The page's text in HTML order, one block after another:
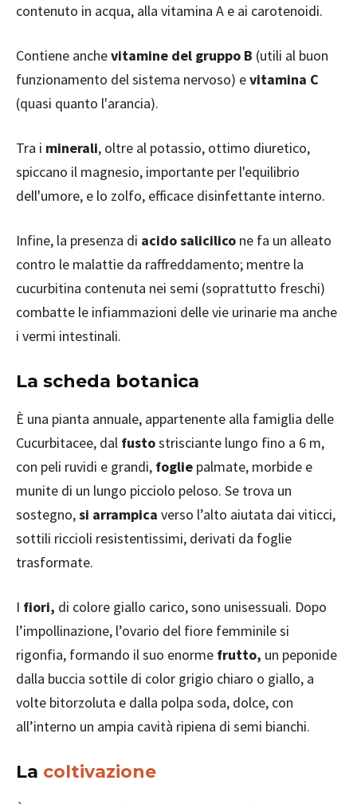
contenuto in acqua, alla vitamina A e ai carotenoidi.
Contiene anchevitamine del gruppo B (utili al buon
funzionamento del sistema nervoso) evitamina C
(quasi quanto l'arancia).
Tra i minerali, oltre al potassio, ottimo diuretico,
spiccano il magnesio, importante per l'equilibrio
dell'umore, e lo zolfo, efficace disinfettante interno.
Infine, la presenza di acido salicilico ne fa un alleato
contro le malattie da raffreddamento; mentre la
cucurbitina contenuta nei semi (soprattutto freschi)
combatte le infiammazioni delle vie urinarie ma anche
i vermi intestinali.
La scheda botanica
È una pianta annuale, appartenente alla famiglia delle
Cucurbitacee, dal fustostrisciante lungo fino a 6 m,
con peli ruvidi e grandi, foglie palmate, morbide e
munite di un lungo picciolo peloso. Se trova un
sostegno,si arrampica verso l’alto aiutata dai viticci,
sottili riccioli resistentissimi, derivati da foglie
trasformate.
I fiori, di colore giallo carico, sono unisessuali. Dopo
l’impollinazione, l’ovario del fiore femminile si
rigonfia, formando il suo enorme frutto, un peponide
dalla buccia sottile di color grigio chiaro o giallo, a
volte bitorzoluta e dalla polpa soda, dolce, con
all’interno un ampia cavità ripiena di semi bianchi.
La coltivazione